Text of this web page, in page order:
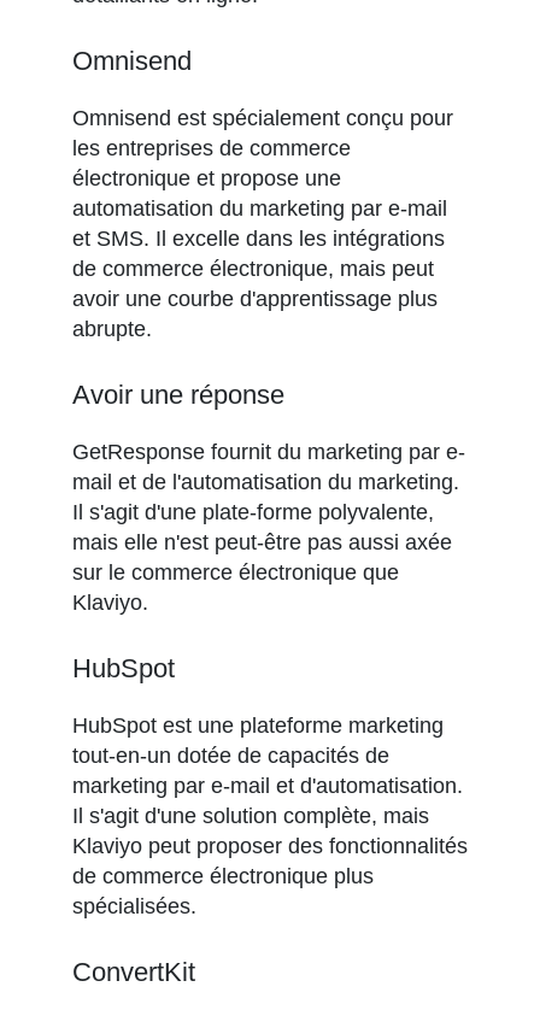
Omnisend
Omnisend est spécialement conçu pour
les entreprises de commerce
électronique et propose une
automatisation du marketing par e-mail
et SMS. Il excelle dans les intégrations
de commerce électronique, mais peut
avoir une courbe d'apprentissage plus
abrupte.
Avoir une réponse
GetResponse fournit du marketing par e-
mail et de l'automatisation du marketing.
Il s'agit d'une plate-forme polyvalente,
mais elle n'est peut-être pas aussi axée
sur le commerce électronique que
Klaviyo.
HubSpot
HubSpot est une plateforme marketing
tout-en-un dotée de capacités de
marketing par e-mail et d'automatisation.
Il s'agit d'une solution complète, mais
Klaviyo peut proposer des fonctionnalités
de commerce électronique plus
spécialisées.
ConvertKit